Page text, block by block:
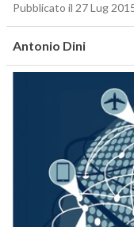
Pubblicato il 27 Lug
Antonio Dini